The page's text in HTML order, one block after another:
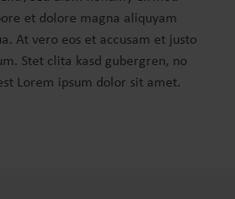
et dolore magna aliquyam
At vero eos et accusam et justo
Stet clita kasd gubergren, no
Lorem ipsum dolor sit amet.